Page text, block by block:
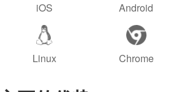
iOS Android
Linux Chrome